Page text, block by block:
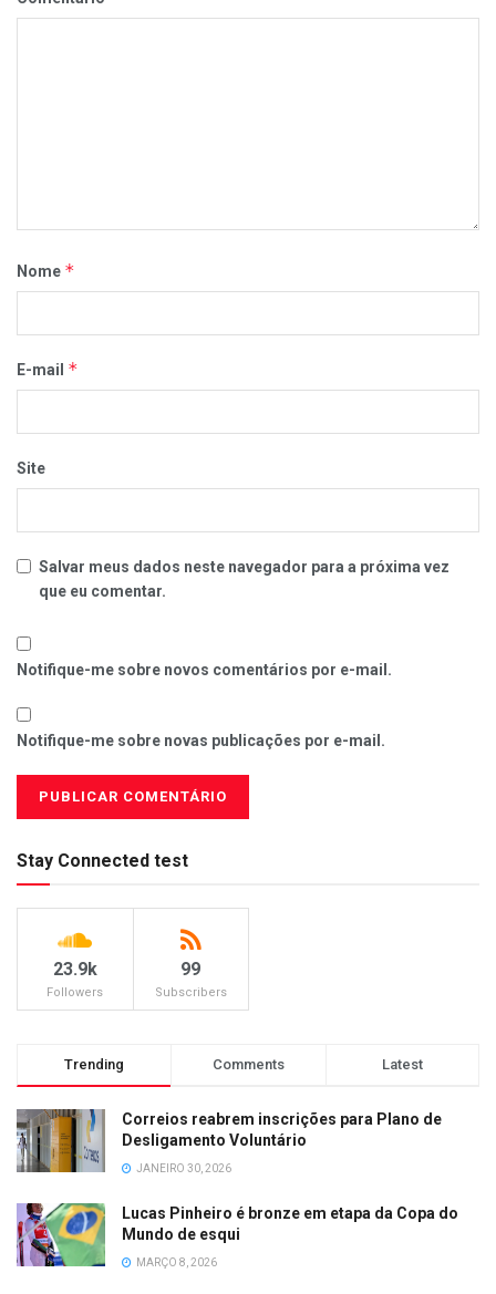
Nome *
E-mail *
Site
Salvar meus dados neste navegador para a próxima vez
que eu comentar.
Notifique-me sobre novos comentários por e-mail.
Notifique-me sobre novas publicações por e-mail.
Stay Connected test
23.9k
Followers
99
Subscribers
Trending Comments Latest
Correios reabrem inscrições para Plano de
Desligamento Voluntário
JANEIRO 30, 2026
Lucas Pinheiro é bronze em etapa da Copa do
Mundo de esqui
MARÇO 8, 2026